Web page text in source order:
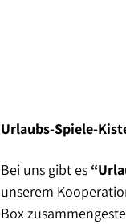
Urlaubs-Spiele-
Bei uns gibt es
unserem
Box